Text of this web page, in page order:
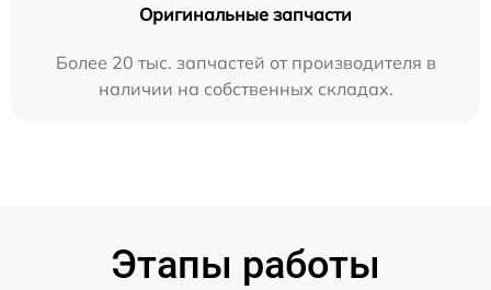
Оригинальные запчасти
Более 20 тыс. запчастей от производителя в
наличии на собственных складах.
Этапы работы